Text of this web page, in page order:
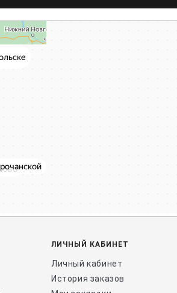
ЛИЧНЫЙ КАБИНЕТ
Личный кабинет
История заказов